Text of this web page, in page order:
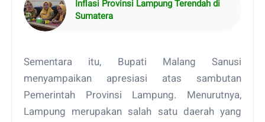
Inflasi Provinsi Lampung Terendah di
Sumatera
Sementara itu, Bupati Malang Sanusi
menyampaikan apresiasi atas sambutan
Pemerintah Provinsi Lampung. Menurutnya,
Lampung merupakan salah satu daerah yang